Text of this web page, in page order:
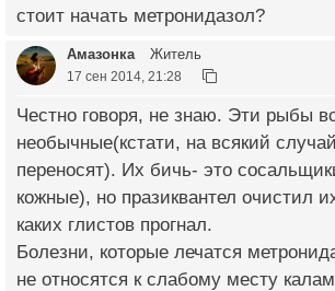
стоит начать метронидазол?
Амазонка Житель
17 сен 2014, 21:28
Честно говоря, не знаю. Эти рыбы
необычные(кстати, на всякий
переносят). Их бичь- это
кожные), но празиквантел очистил
каких глистов прогнал.
Болезни, которые лечатся
не относятся к слабому месту